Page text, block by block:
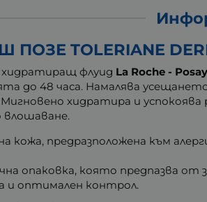
ПОЗЕ TOLERIANE
флуид La Roche -
до 48 часа. Намалява
хидратира и
влошаване.
кожа, предразположена към
опаковка, която предпазва от
и оптимален контрол.